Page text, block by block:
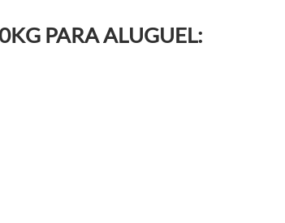
PARA ALUGUEL: